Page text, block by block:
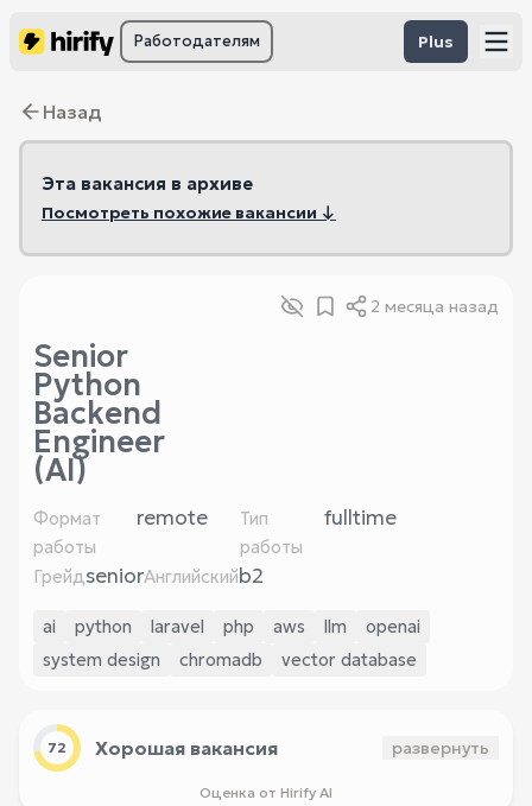
Работодателям Plus
Назад
Эта вакансия в архиве
Посмотреть похожие вакансии ↓
2 месяца назад
Senior
Python
Backend
Engineer
(AI)
Формат
работы
remote
Тип
работы
fulltime
ГрейдseniorАнглийскийb2
ai python laravel php aws llm
openai
system design
chromadb vector database
72 Хорошая вакансия развернуть
Оценка от Hirify AI